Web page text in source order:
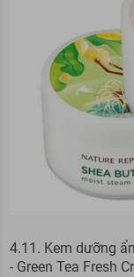
4.11. Kem dưỡng
- Green Tea Fresh